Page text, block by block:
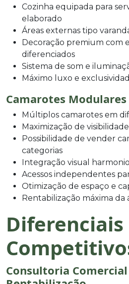
Cozinha equipada para
elaborado
Áreas externas tipo
Decoração premium com
diferenciados
Sistema de som e
Máximo luxo e
Camarotes Modulares
Múltiplos camarotes em
Maximização de
Possibilidade de vender
categorias
Integração visual
Acessos independentes
Otimização de espaço e
Rentabilização máxima da
Diferenciais
Consultoria